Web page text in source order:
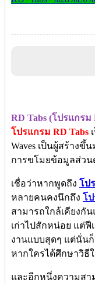
RD Tabs (โปรแกร
โปรแกรม RD Tabs
Waves เป็นผู้สร้าง
การขโมยข้อมูลส่วน
เชื่อว่าหากพูดถึง โป
หลายคนคงนึกถึง โป
สามารถใกล้เคียงกั
เก่าไปสักหน่อย แต่ฟี
งานแบบสุดๆ แต่นั่น
หากใครได้ศึกษาวิธี
และอีกหนึ่งความสา